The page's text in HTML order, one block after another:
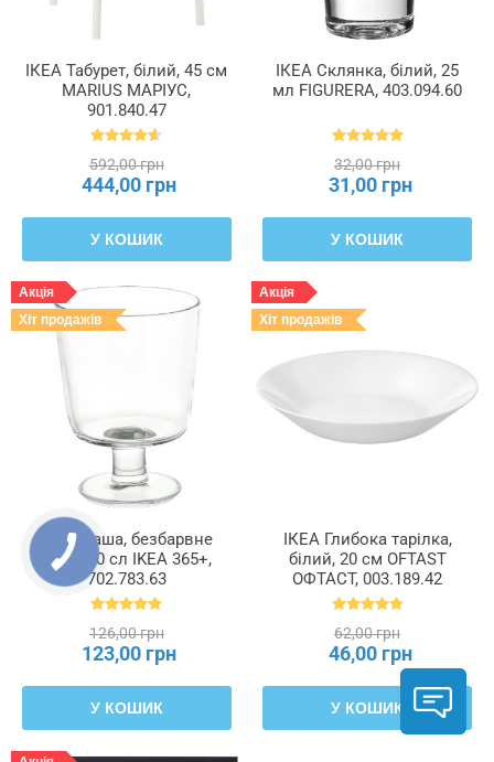
ІКЕА Табурет, білий, 45 см
MARIUS МАРІУС,
901.840.47
592,00 грн
444,00 грн
У КОШИК
ІКЕА Склянка, білий, 25
мл FIGURERA, 403.094.60
32,00 грн
31,00 грн
У КОШИК
Акція
Хіт продажів
ІКЕА Чаша, безбарвне
скло, 30 сл IKEA 365+,
702.783.63
126,00 грн
123,00 грн
У КОШИК
Акція
Хіт продажів
ІКЕА Глибока тарілка,
білий, 20 см OFTAST
ОФТАСТ, 003.189.42
62,00 грн
46,00 грн
У КОШИК